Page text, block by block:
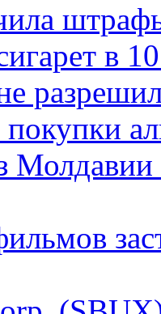
в
покупки
Молдавии